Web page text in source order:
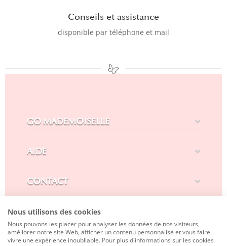
Conseils et assistance
disponible par téléphone et mail
GO MADEMOISELLE
AIDE
CONTACT
SUIVEZ-NOUS
Nous utilisons des cookies
Nous pouvons les placer pour analyser les données de nos visiteurs,
améliorer notre site Web, afficher un contenu personnalisé et vous faire
vivre une expérience inoubliable. Pour plus d'informations sur les cookies